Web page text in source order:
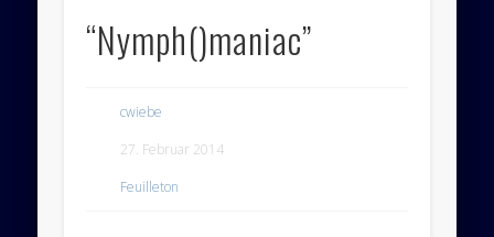
“Nymph()maniac”
cwiebe
27. Februar 2014
Feuilleton